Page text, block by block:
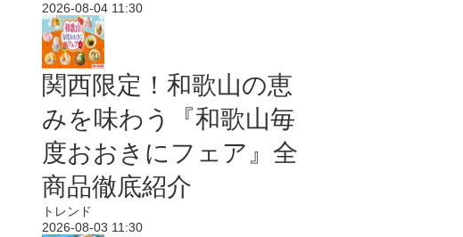
2026-08-04 11:30
関西限定！和歌山の恵
みを味わう『和歌山毎
度おおきにフェア』全
商品徹底紹介
トレンド
2026-08-03 11:30